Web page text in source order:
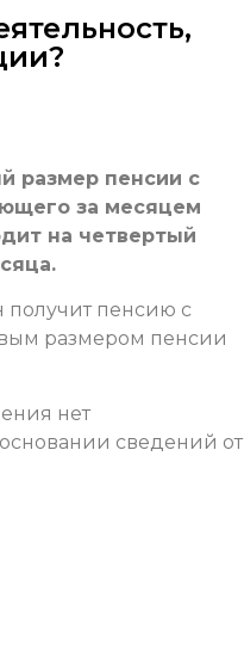
размер пенсии с
за месяцем
на четвертый
получит пенсию с
размером пенсии
нет
сведений от